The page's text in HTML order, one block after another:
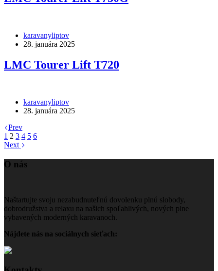
karavanyliptov
28. januára 2025
LMC Tourer Lift T720
karavanyliptov
28. januára 2025
Prev
1 2 3 4 5 6
Next
O nás
Naštartujte svoju nezabudnuteľnú dovolenku plnú slobody,
dobrodružstva a relaxu na našich spoľahlivých, nových plne
vybavených moderných karavanoch.
Nájdete nás na sociálnych sieťach: